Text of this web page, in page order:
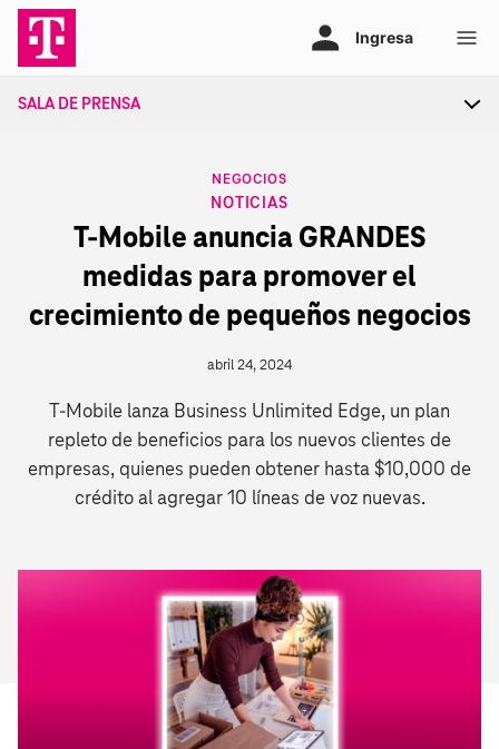
contenido
SALA DE PRENSA
NEGOCIOSCATEGORY
NOTICIAS
T‑Mobile anuncia GRANDES
medidas para promover el
crecimiento de pequeños negocios
abril 24, 2024
T‑Mobile lanza Business Unlimited Edge, un plan
repleto de beneficios para los nuevos clientes de
empresas, quienes pueden obtener hasta $10,000 de
crédito al agregar 10 líneas de voz nuevas.